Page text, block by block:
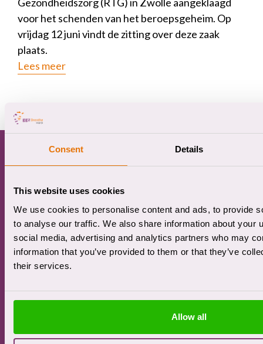
Consent Details
This website uses cookies
We use cookies to personalise content and ads, to provide
to analyse our traffic. We also share information about your
social media, advertising and analytics partners who may
information that you’ve provided to them or that they’ve
their services.
Allow all
voor het schenden van het beroepsgeheim. Op
vrijdag 12 juni vindt de zitting over deze zaak
plaats.
Lees meer
Footer
Contact
Algemeen
(0592) 33 48 00
Aanmeld- en informatiecentrum
(0592) 74 14 00